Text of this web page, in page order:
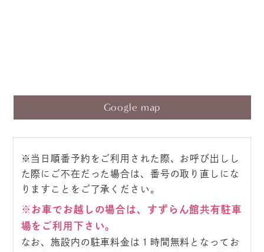
Google map
※当日順番予約をご利用された際、お呼び出しし
た際にご不在だった場合は、番号の取り直しにな
りますことをご了承ください。
※お車でお越しの場合は、すずらん館共有駐車
場をご利用下さい。
なお、施設内の駐車料金は１時間無料となってお